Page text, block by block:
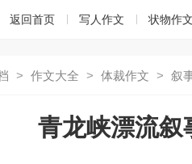
返回首页 写人作文 状物作文
> 作文大全 > 体裁作文 > 叙
青龙峡漂流叙